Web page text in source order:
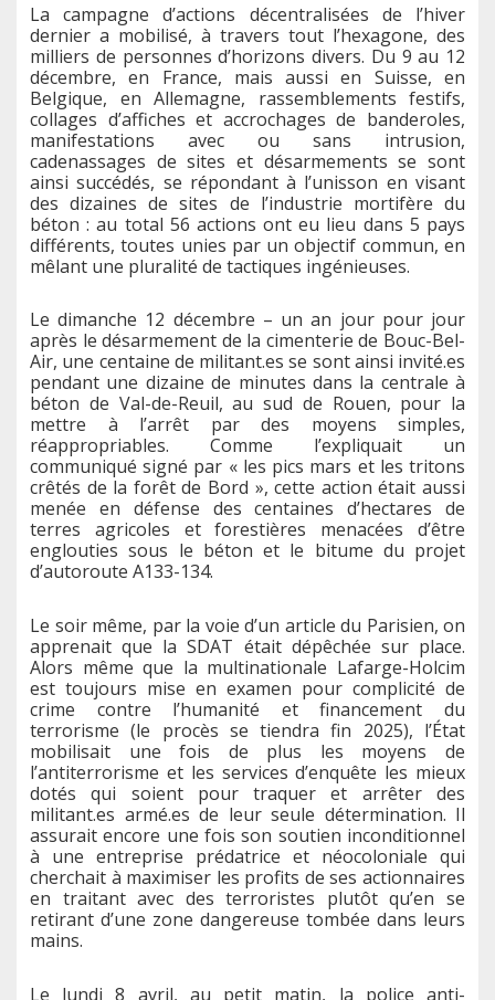
La campagne d’actions décentralisées de l’hiver
dernier a mobilisé, à travers tout l’hexagone, des
milliers de personnes d’horizons divers. Du 9 au 12
décembre, en France, mais aussi en Suisse, en
Belgique, en Allemagne, rassemblements festifs,
collages d’affiches et accrochages de banderoles,
manifestations avec ou sans intrusion,
cadenassages de sites et désarmements se sont
ainsi succédés, se répondant à l’unisson en visant
des dizaines de sites de l’industrie mortifère du
béton : au total 56 actions ont eu lieu dans 5 pays
différents, toutes unies par un objectif commun, en
mêlant une pluralité de tactiques ingénieuses.
Le dimanche 12 décembre – un an jour pour jour
après le désarmement de la cimenterie de Bouc-Bel-
Air, une centaine de militant.es se sont ainsi invité.es
pendant une dizaine de minutes dans la centrale à
béton de Val-de-Reuil, au sud de Rouen, pour la
mettre à l’arrêt par des moyens simples,
réappropriables. Comme l’expliquait un
communiqué signé par « les pics mars et les tritons
crêtés de la forêt de Bord », cette action était aussi
menée en défense des centaines d’hectares de
terres agricoles et forestières menacées d’être
englouties sous le béton et le bitume du projet
d’autoroute A133-134.
Le soir même, par la voie d’un article du Parisien, on
apprenait que la SDAT était dépêchée sur place.
Alors même que la multinationale Lafarge-Holcim
est toujours mise en examen pour complicité de
crime contre l’humanité et financement du
terrorisme (le procès se tiendra fin 2025), l’État
mobilisait une fois de plus les moyens de
l’antiterrorisme et les services d’enquête les mieux
dotés qui soient pour traquer et arrêter des
militant.es armé.es de leur seule détermination. Il
assurait encore une fois son soutien inconditionnel
à une entreprise prédatrice et néocoloniale qui
cherchait à maximiser les profits de ses actionnaires
en traitant avec des terroristes plutôt qu’en se
retirant d’une zone dangereuse tombée dans leurs
mains.
Le lundi 8 avril, au petit matin, la police anti-